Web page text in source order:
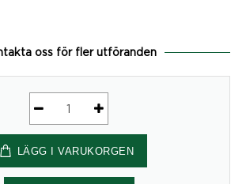
oss för fler utföranden
Form2
öppen
förvaring
B1585
LÄGG I VARUKORGEN